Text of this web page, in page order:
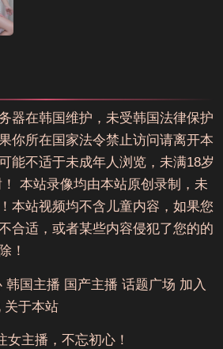
器在韩国维护，未受韩国法律保护
你所在国家法令禁止访问请离开本
能不适于未成年人浏览，未满18岁
本站录像均由本站原创录制，未
本站视频均不含儿童内容，如果您
合适，或者某些内容侵犯了您的的
！
韩国主播 国产主播 话题广场 加入
关于本站
女主播，不忘初心！